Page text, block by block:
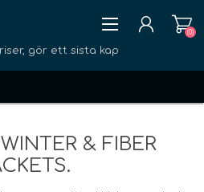
gör ett sista kap
(0)
& FIBER